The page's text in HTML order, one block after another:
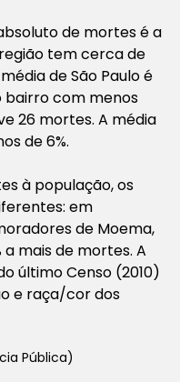
de mortes é a
região tem cerca de
de São Paulo é
bairro com menos
26 mortes. A média
de 6%.
à população, os
em
de Moema,
mais de mortes. A
último Censo (2010)
e raça/cor dos
Pública)